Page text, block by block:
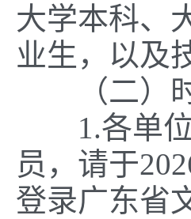
大学本科、
业生，以及
（二）
1.各单位
员，请于
登录广东省